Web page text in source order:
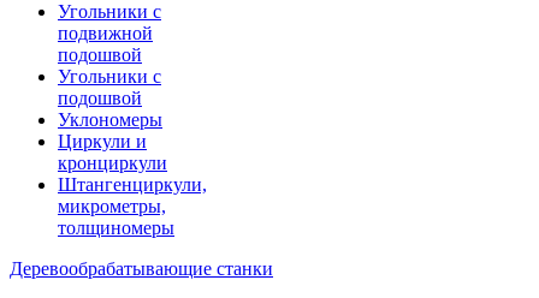
Угольники с
подвижной
подошвой
Угольники с
подошвой
Уклономеры
Циркули и
кронциркули
Штангенциркули,
микрометры,
толщиномеры
Деревообрабатывающие станки